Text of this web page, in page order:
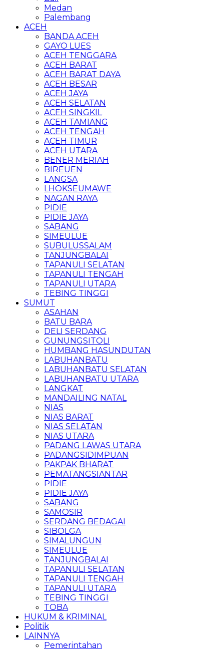
Medan
Palembang
ACEH
BANDA ACEH
GAYO LUES
ACEH TENGGARA
ACEH BARAT
ACEH BARAT DAYA
ACEH BESAR
ACEH JAYA
ACEH SELATAN
ACEH SINGKIL
ACEH TAMIANG
ACEH TENGAH
ACEH TIMUR
ACEH UTARA
BENER MERIAH
BIREUEN
LANGSA
LHOKSEUMAWE
NAGAN RAYA
PIDIE
PIDIE JAYA
SABANG
SIMEULUE
SUBULUSSALAM
TANJUNGBALAI
TAPANULI SELATAN
TAPANULI TENGAH
TAPANULI UTARA
TEBING TINGGI
SUMUT
ASAHAN
BATU BARA
DELI SERDANG
GUNUNGSITOLI
HUMBANG HASUNDUTAN
LABUHANBATU
LABUHANBATU SELATAN
LABUHANBATU UTARA
LANGKAT
MANDAILING NATAL
NIAS
NIAS BARAT
NIAS SELATAN
NIAS UTARA
PADANG LAWAS UTARA
PADANGSIDIMPUAN
PAKPAK BHARAT
PEMATANGSIANTAR
PIDIE
PIDIE JAYA
SABANG
SAMOSIR
SERDANG BEDAGAI
SIBOLGA
SIMALUNGUN
SIMEULUE
TANJUNGBALAI
TAPANULI SELATAN
TAPANULI TENGAH
TAPANULI UTARA
TEBING TINGGI
TOBA
HUKUM & KRIMINAL
Politik
LAINNYA
Pemerintahan